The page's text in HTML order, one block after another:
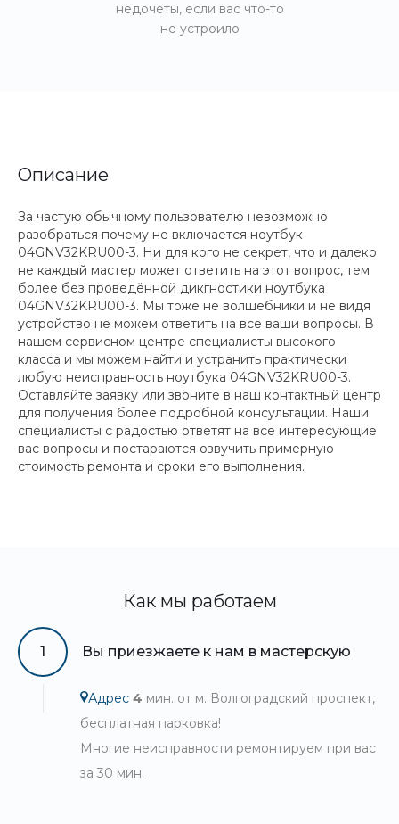
недочеты, если вас что-то
не устроило
Описание
За частую обычному пользователю невозможно
разобраться почему не включается ноутбук
04GNV32KRU00-3. Ни для кого не секрет, что и далеко
не каждый мастер может ответить на этот вопрос, тем
более без проведённой дикгностики ноутбука
04GNV32KRU00-3. Мы тоже не волшебники и не видя
устройство не можем ответить на все ваши вопросы. В
нашем сервисном центре специалисты высокого
класса и мы можем найти и устранить практически
любую неисправность ноутбука 04GNV32KRU00-3.
Оставляйте заявку или звоните в наш контактный центр
для получения более подробной консультации. Наши
специалисты с радостью ответят на все интересующие
вас вопросы и постараются озвучить примерную
стоимость ремонта и сроки его выполнения.
Как мы работаем
1 Вы приезжаете к нам в мастерскую
Адрес 4 мин. от м. Волгоградский проспект,
бесплатная парковка!
Многие неисправности ремонтируем при вас
за 30 мин.